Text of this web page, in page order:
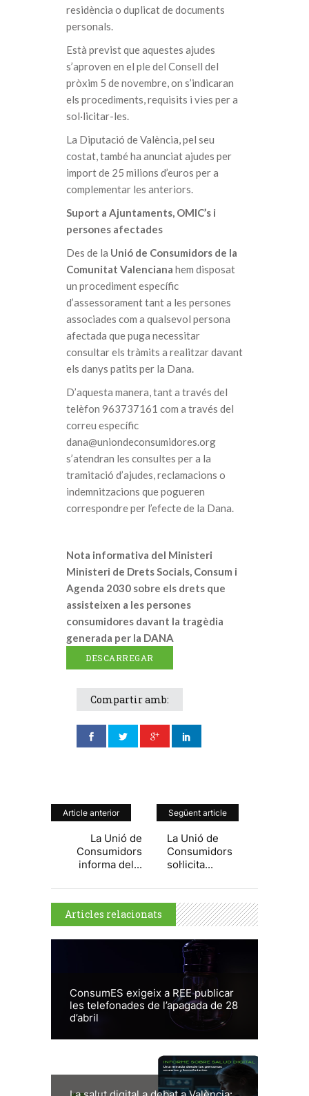
residència o duplicat de documents
personals.
Està previst que aquestes ajudes
s’aproven en el ple del Consell del
pròxim 5 de novembre, on s’indicaran
els procediments, requisits i vies per a
sol·licitar-les.
La Diputació de València, pel seu
costat, també ha anunciat ajudes per
import de 25 milions d’euros per a
complementar les anteriors.
Suport a Ajuntaments, OMIC’s i
persones afectades
Des de la Unió de Consumidors de la
Comunitat Valenciana hem disposat
un procediment específic
d’assessorament tant a les persones
associades com a qualsevol persona
afectada que puga necessitar
consultar els tràmits a realitzar davant
els danys patits per la Dana.
D’aquesta manera, tant a través del
telèfon 963737161 com a través del
correu específic
dana@uniondeconsumidores.org
s’atendran les consultes per a la
tramitació d’ajudes, reclamacions o
indemnitzacions que pogueren
correspondre per l’efecte de la Dana.
Nota informativa del Ministeri
Ministeri de Drets Socials, Consum i
Agenda 2030 sobre els drets que
assisteixen a les persones
consumidores davant la tragèdia
generada per la DANA
DESCARREGAR
Compartir amb:
Article anterior
La Unió de
Consumidors
informa del...
Següent article
La Unió de
Consumidors
sol·licita...
Articles relacionats
ConsumES exigeix a REE publicar
les telefonades de l’apagada de 28
d’abril